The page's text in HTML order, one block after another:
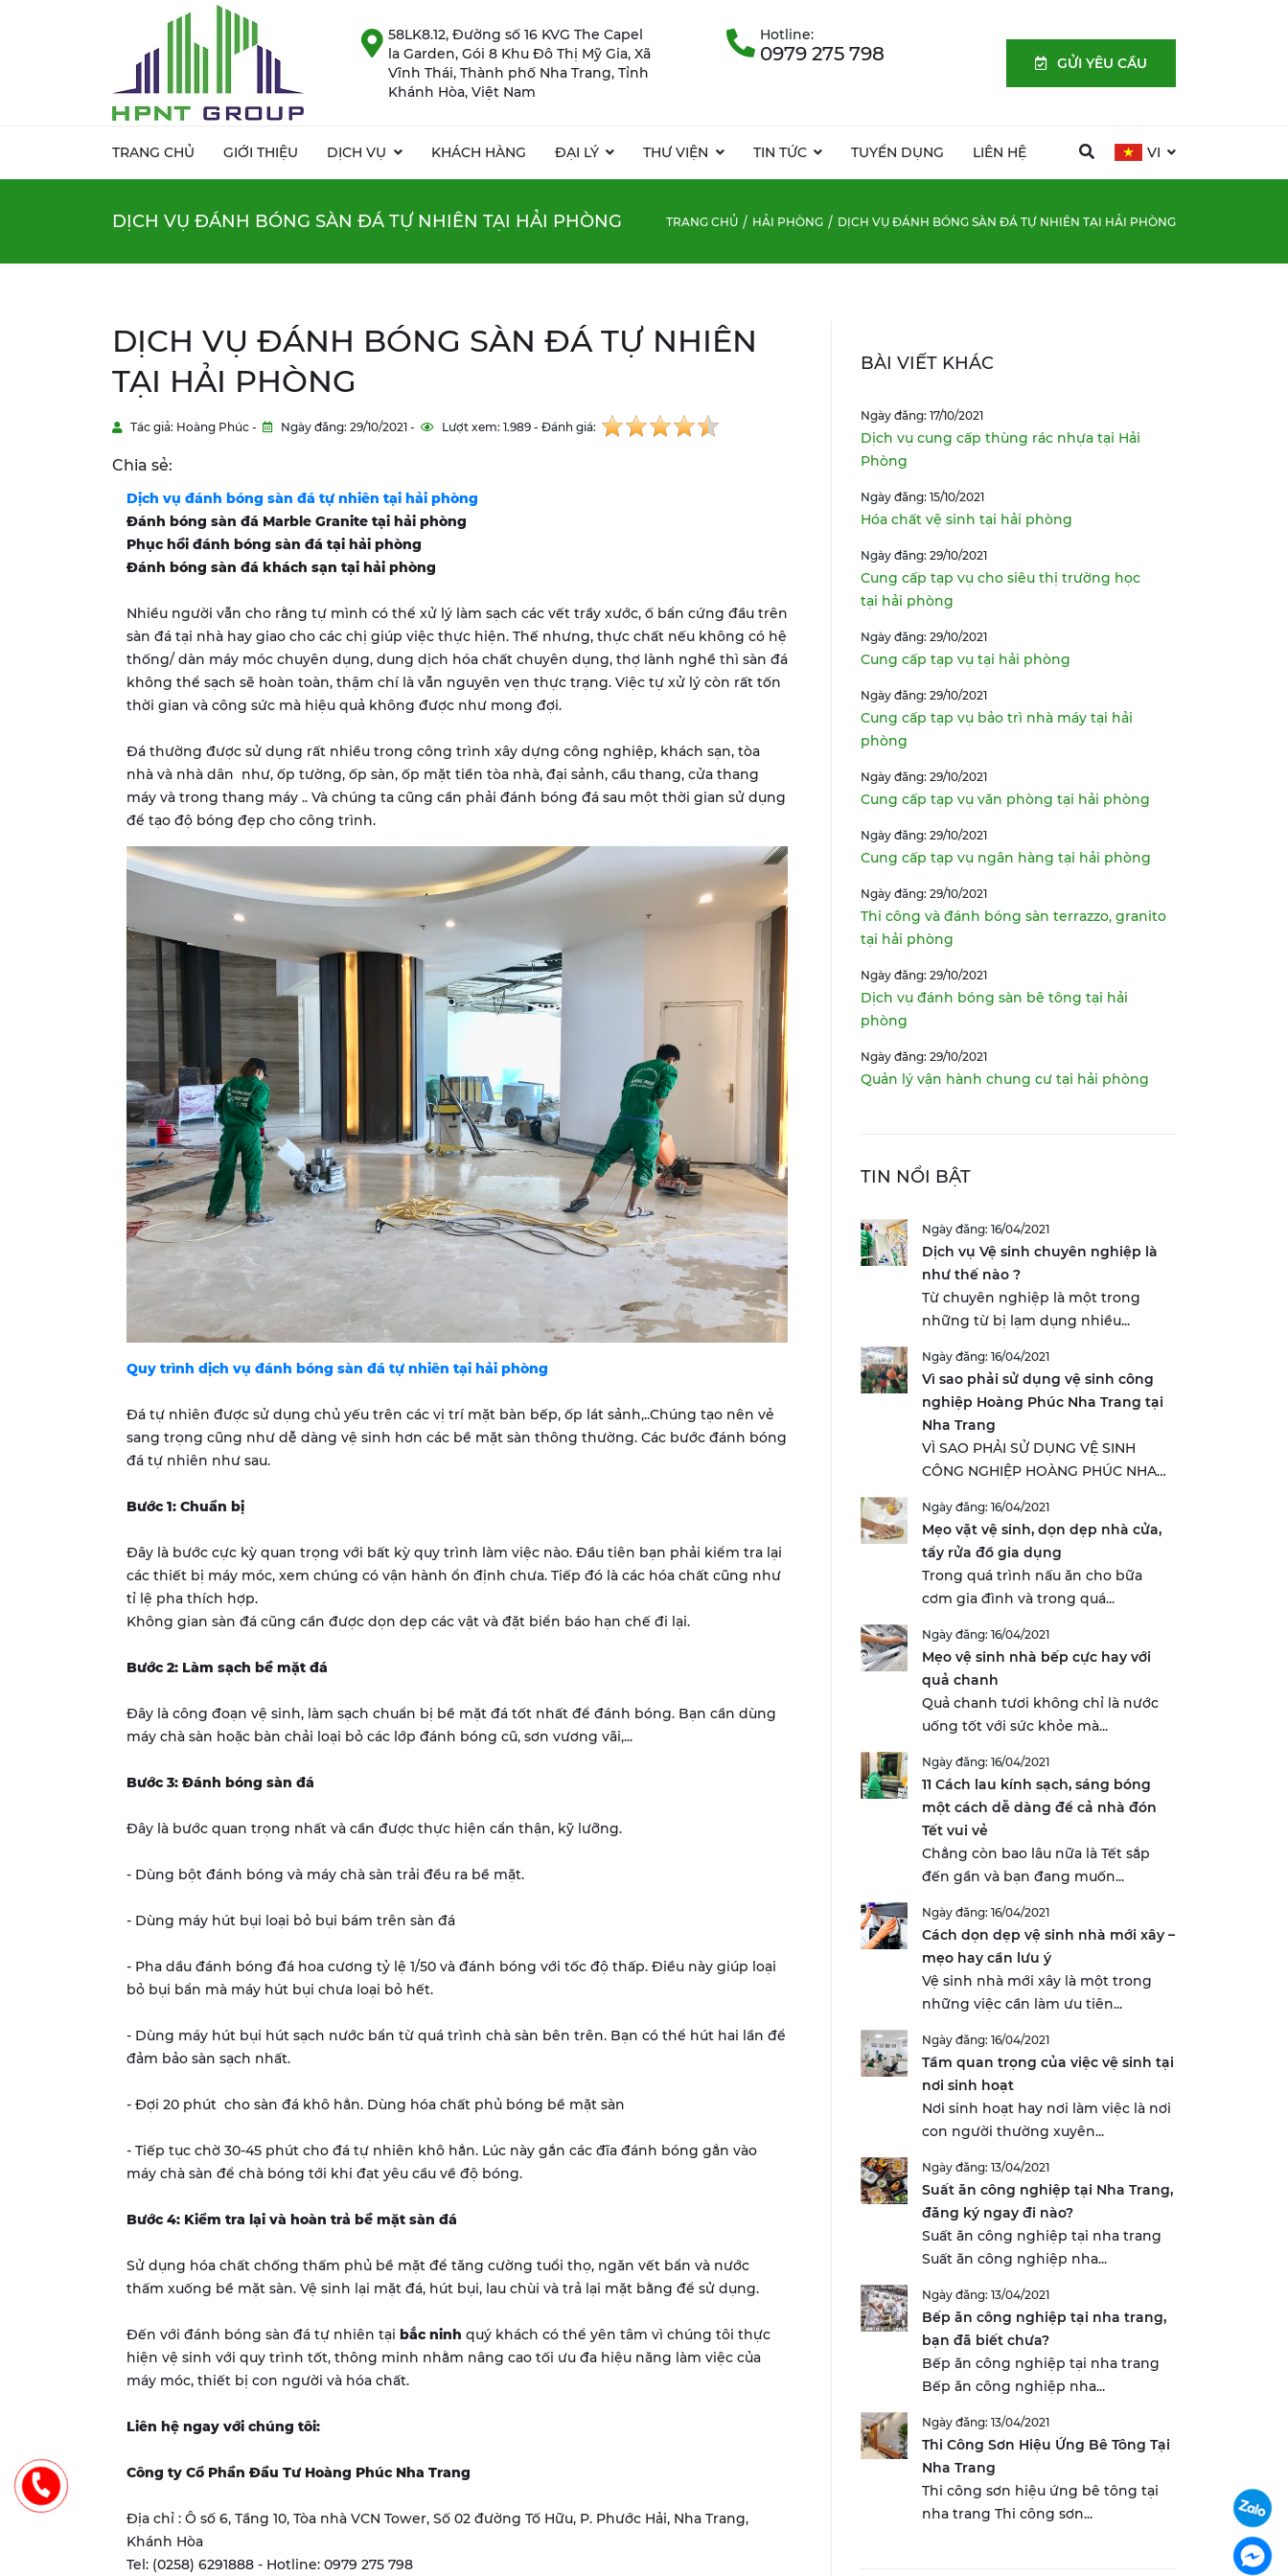
TRANG CHỦ GIỚI THIỆU DỊCH VỤ KHÁCH HÀNG ĐẠI LÝ THƯ VIỆN TIN TỨC TUYỂN DỤNG LIÊN HỆ VI
58LK8.12, Đường số 16 KVG The Capel
la Garden, Gói 8 Khu Đô Thị Mỹ Gia, Xã
Vĩnh Thái, Thành phố Nha Trang, Tỉnh
Khánh Hòa, Việt Nam
Hotline:
0979 275 798 GỬI YÊU CẦU
DỊCH VỤ ĐÁNH BÓNG SÀN ĐÁ TỰ NHIÊN TẠI HẢI PHÒNG TRANG CHỦ HẢI PHÒNG DỊCH VỤ ĐÁNH BÓNG SÀN ĐÁ TỰ NHIÊN TẠI HẢI PHÒNG
DỊCH VỤ ĐÁNH BÓNG SÀN ĐÁ TỰ NHIÊN
TẠI HẢI PHÒNG
Tác giả: Hoàng Phúc - Ngày đăng: 29/10/2021 - Lượt xem: 1.989 - Đánh giá:
Chia sẻ:
Dịch vụ đánh bóng sàn đá tự nhiên tại hải phòng
Đánh bóng sàn đá Marble Granite tại hải phòng
Phục hồi đánh bóng sàn đá tại hải phòng
Đánh bóng sàn đá khách sạn tại hải phòng
Nhiều người vẫn cho rằng tự mình có thể xử lý làm sạch các vết trầy xước, ố bẩn cứng đầu trên
sàn đá tại nhà hay giao cho các chị giúp việc thực hiện. Thế nhưng, thực chất nếu không có hệ
thống/ dàn máy móc chuyên dụng, dung dịch hóa chất chuyên dụng, thợ lành nghề thì sàn đá
không thể sạch sẽ hoàn toàn, thậm chí là vẫn nguyên vẹn thực trạng. Việc tự xử lý còn rất tốn
thời gian và công sức mà hiệu quả không được như mong đợi.
Đá thường được sử dụng rất nhiều trong công trình xây dựng công nghiệp, khách sạn, tòa
nhà và nhà dân như, ốp tường, ốp sàn, ốp mặt tiền tòa nhà, đại sảnh, cầu thang, cửa thang
máy và trong thang máy .. Và chúng ta cũng cần phải đánh bóng đá sau một thời gian sử dụng
để tạo độ bóng đẹp cho công trình.
Quy trình dịch vụ đánh bóng sàn đá tự nhiên tại hải phòng
Đá tự nhiên được sử dụng chủ yếu trên các vị trí mặt bàn bếp, ốp lát sảnh,..Chúng tạo nên vẻ
sang trọng cũng như dễ dàng vệ sinh hơn các bề mặt sàn thông thường. Các bước đánh bóng
đá tự nhiên như sau.
Bước 1: Chuẩn bị
Đây là bước cực kỳ quan trọng với bất kỳ quy trình làm việc nào. Đầu tiên bạn phải kiểm tra lại
các thiết bị máy móc, xem chúng có vận hành ổn định chưa. Tiếp đó là các hóa chất cũng như
tỉ lệ pha thích hợp.
Không gian sàn đá cũng cần được dọn dẹp các vật và đặt biển báo hạn chế đi lại.
Bước 2: Làm sạch bề mặt đá
Đây là công đoạn vệ sinh, làm sạch chuẩn bị bề mặt đá tốt nhất để đánh bóng. Bạn cần dùng
máy chà sàn hoặc bàn chải loại bỏ các lớp đánh bóng cũ, sơn vương vãi,...
Bước 3: Đánh bóng sàn đá
Đây là bước quan trọng nhất và cần được thực hiện cẩn thận, kỹ lưỡng.
- Dùng bột đánh bóng và máy chà sàn trải đều ra bề mặt.
- Dùng máy hút bụi loại bỏ bụi bám trên sàn đá
- Pha dầu đánh bóng đá hoa cương tỷ lệ 1/50 và đánh bóng với tốc độ thấp. Điều này giúp loại
bỏ bụi bẩn mà máy hút bụi chưa loại bỏ hết.
- Dùng máy hút bụi hút sạch nước bẩn từ quá trình chà sàn bên trên. Bạn có thể hút hai lần để
đảm bảo sàn sạch nhất.
- Đợi 20 phút cho sàn đá khô hẳn. Dùng hóa chất phủ bóng bề mặt sàn
- Tiếp tục chờ 30-45 phút cho đá tự nhiên khô hẳn. Lúc này gắn các đĩa đánh bóng gắn vào
máy chà sàn để chà bóng tới khi đạt yêu cầu về độ bóng.
Bước 4: Kiểm tra lại và hoàn trả bề mặt sàn đá
Sử dụng hóa chất chống thấm phủ bề mặt để tăng cường tuổi thọ, ngăn vết bẩn và nước
thấm xuống bề mặt sàn. Vệ sinh lại mặt đá, hút bụi, lau chùi và trả lại mặt bằng để sử dụng.
Đến với đánh bóng sàn đá tự nhiên tại bắc ninh quý khách có thể yên tâm vì chúng tôi thực
hiện vệ sinh với quy trình tốt, thông minh nhằm nâng cao tối ưu đa hiệu năng làm việc của
máy móc, thiết bị con người và hóa chất.
Liên hệ ngay với chúng tôi:
Công ty Cổ Phần Đầu Tư Hoàng Phúc Nha Trang
Địa chỉ : Ô số 6, Tầng 10, Tòa nhà VCN Tower, Số 02 đường Tố Hữu, P. Phước Hải, Nha Trang,
Khánh Hòa
Tel: (0258) 6291888 - Hotline: 0979 275 798
BÀI VIẾT KHÁC
Ngày đăng: 17/10/2021
Dịch vụ cung cấp thùng rác nhựa tại Hải
Phòng
Ngày đăng: 15/10/2021
Hóa chất vệ sinh tại hải phòng
Ngày đăng: 29/10/2021
Cung cấp tạp vụ cho siêu thị trường học
tại hải phòng
Ngày đăng: 29/10/2021
Cung cấp tạp vụ tại hải phòng
Ngày đăng: 29/10/2021
Cung cấp tạp vụ bảo trì nhà máy tại hải
phòng
Ngày đăng: 29/10/2021
Cung cấp tạp vụ văn phòng tại hải phòng
Ngày đăng: 29/10/2021
Cung cấp tạp vụ ngân hàng tại hải phòng
Ngày đăng: 29/10/2021
Thi công và đánh bóng sàn terrazzo, granito
tại hải phòng
Ngày đăng: 29/10/2021
Dịch vụ đánh bóng sàn bê tông tại hải
phòng
Ngày đăng: 29/10/2021
Quản lý vận hành chung cư tại hải phòng
TIN NỔI BẬT
Ngày đăng: 16/04/2021
Dịch vụ Vệ sinh chuyên nghiệp là
như thế nào ?
Từ chuyên nghiệp là một trong
những từ bị lạm dụng nhiều...
Ngày đăng: 16/04/2021
Vì sao phải sử dụng vệ sinh công
nghiệp Hoàng Phúc Nha Trang tại
Nha Trang
VÌ SAO PHẢI SỬ DỤNG VỆ SINH
CÔNG NGHIỆP HOÀNG PHÚC NHA
Ngày đăng: 16/04/2021
Mẹo vặt vệ sinh, dọn dẹp nhà cửa,
tẩy rửa đồ gia dụng
Trong quá trình nấu ăn cho bữa
cơm gia đình và trong quá...
Ngày đăng: 16/04/2021
Mẹo vệ sinh nhà bếp cực hay với
quả chanh
Quả chanh tươi không chỉ là nước
uống tốt với sức khỏe mà...
Ngày đăng: 16/04/2021
11 Cách lau kính sạch, sáng bóng
một cách dễ dàng để cả nhà đón
Tết vui vẻ
Chẳng còn bao lâu nữa là Tết sắp
đến gần và bạn đang muốn...
Ngày đăng: 16/04/2021
Cách dọn dẹp vệ sinh nhà mới xây –
mẹo hay cần lưu ý
Vệ sinh nhà mới xây là một trong
những việc cần làm ưu tiên...
Ngày đăng: 16/04/2021
Tầm quan trọng của việc vệ sinh tại
nơi sinh hoạt
Nơi sinh hoạt hay nơi làm việc là nơi
con người thường xuyên...
Ngày đăng: 13/04/2021
Suất ăn công nghiệp tại Nha Trang,
đăng ký ngay đi nào?
Suất ăn công nghiệp tại nha trang
Suất ăn công nghiệp nha...
Ngày đăng: 13/04/2021
Bếp ăn công nghiệp tại nha trang,
bạn đã biết chưa?
Bếp ăn công nghiệp tại nha trang
Bếp ăn công nghiệp nha...
Ngày đăng: 13/04/2021
Thi Công Sơn Hiệu Ứng Bê Tông Tại
Nha Trang
Thi công sơn hiệu ứng bê tông tại
nha trang Thi công sơn...